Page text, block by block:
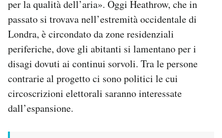
per la qualità dell’aria». Oggi Heathrow, che in
passato si trovava nell’estremità occidentale di
Londra, è circondato da zone residenziali
periferiche, dove gli abitanti si lamentano per i
disagi dovuti ai continui sorvoli. Tra le persone
contrarie al progetto ci sono politici le cui
circoscrizioni elettorali saranno interessate
dall’espansione.